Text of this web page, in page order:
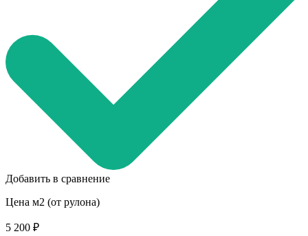
Добавить в сравнение
Цена м2 (от рулона)
5 200 ₽